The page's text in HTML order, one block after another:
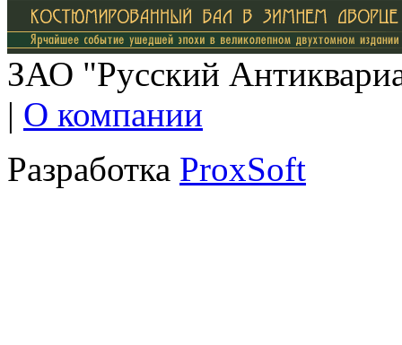
ЗАО "Русский
| О компании
Разработка ProxSoft